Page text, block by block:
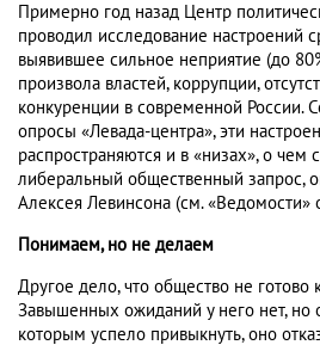
Примерно год назад Центр
проводил исследование настроений
выявившее сильное неприятие (до
произвола властей, коррупции,
конкуренции в современной России.
опросы «Левада-центра», эти
распространяются и в «низах», о чем
либеральный общественный запрос,
Алексея Левинсона (см. «Ведомости»
Понимаем, но не делаем
Другое дело, что общество не готово
Завышенных ожиданий у него нет, но
которым успело привыкнуть, оно